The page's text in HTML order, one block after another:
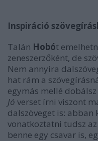
Inspiráció
Talán Hobót
zeneszerzőként, de
Nem annyira
hat rám a
egymás mellé dobálsz
Jó verset írni viszont
dalszöveget is:
vonatkoztatni tudsz
benne egy csavar is,